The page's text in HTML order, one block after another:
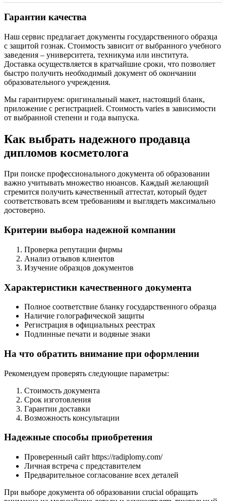
Гарантии качества
Наш сервис предлагает документы государственного образца
с защитой гознак. Стоимость зависит от выбранного учебного
заведения – университета, техникума или института.
Доставка осуществляется в кратчайшие сроки, что позволяет
быстро получить необходимый документ об окончании
образовательного учреждения.
Мы гарантируем: оригинальный макет, настоящий бланк,
приложение с регистрацией. Стоимость varies в зависимости
от выбранной степени и года выпуска.
Как выбрать надежного продавца
дипломов косметолога
При поиске профессионального документа об образовании
важно учитывать множество нюансов. Каждый желающий
стремится получить качественный аттестат, который будет
соответствовать всем требованиям и выглядеть максимально
достоверно.
Критерии выбора надежной компании
Проверка репутации фирмы
Анализ отзывов клиентов
Изучение образцов документов
Характеристики качественного документа
Полное соответствие бланку государственного образца
Наличие голографической защиты
Регистрация в официальных реестрах
Подлинные печати и водяные знаки
На что обратить внимание при оформлении
Рекомендуем проверять следующие параметры:
Стоимость документа
Срок изготовления
Гарантии доставки
Возможность консультации
Надежные способы приобретения
Проверенный сайт https://radiplomy.com/
Личная встреча с представителем
Предварительное согласование всех деталей
При выборе документа об образовании crucial обращать